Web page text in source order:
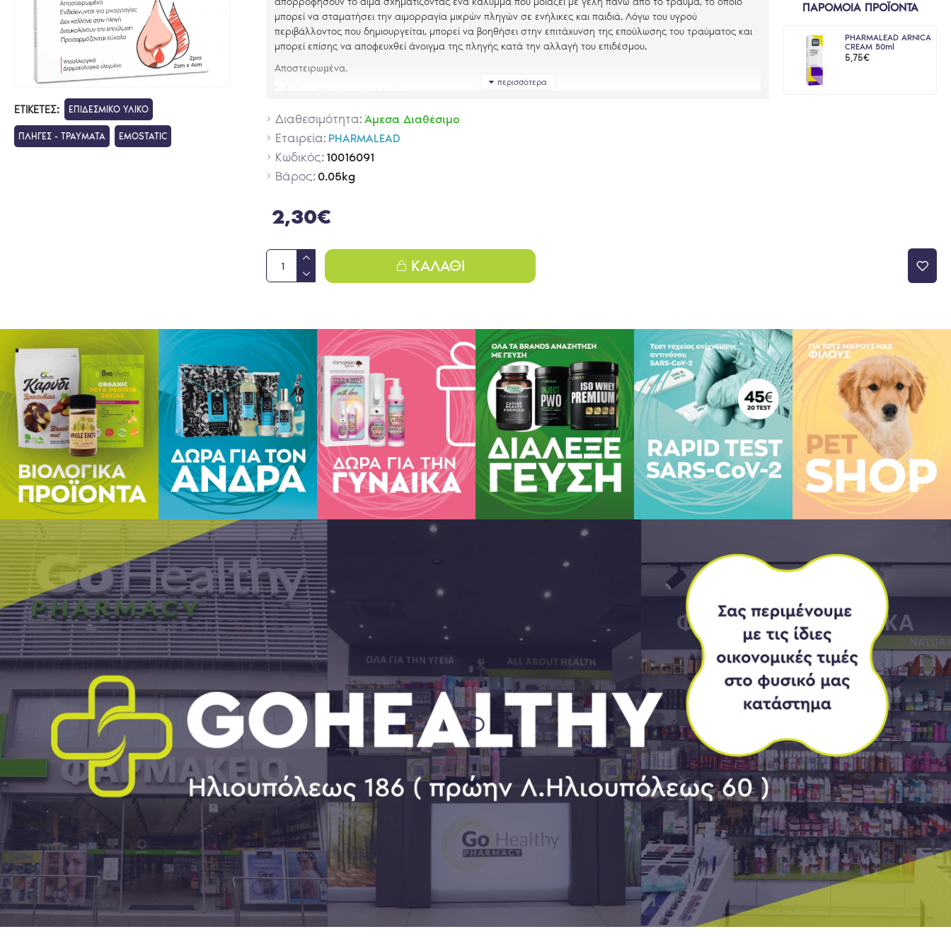
ΕΤΙΚΈΤΕΣ: ΕΠΙΔΕΣΜΙΚΟ ΥΛΙΚΟ
ΠΛΗΓΕΣ - ΤΡΑΥΜΑΤΑ EMOSTATIC
μπορεί να σταματήσει την αιμορραγία μικρών πληγών σε ενήλικες και παιδιά. Λόγω του υγρού
περιβάλλοντος που δημιουργείται, μπορεί να βοηθήσει στην επιτάχυνση της επούλωσης του τραύματος και
μπορεί επίσης να αποφευχθεί άνοιγμα της πληγής κατά την αλλαγή του επιδέσμου.
Αποστειρωµένα.
Ενδείκνυνται για ρινορραγίες.
Δεν κολλάνε στην πληγή.
Διευκολύνουν την επούλωση.
Προσαρµόζονται εύκολα.
Διαστάσεις 2cm x 4cm
Pharma LEAD
E-mail: info@pharmalead.gr
ΠΑΡΟΜΟΙΑ ΠΡΟΪΟΝΤΑ
PHARMALEAD ARNICA
CREAM 50ml
5,75€
Διαθεσιμότητα:Άμεσα Διαθέσιμο
Εταιρεία: PHARMALEAD
Κωδικός: 10016091
Βάρος: 0.05kg
2,30€
ΚΑΛΆΘΙ